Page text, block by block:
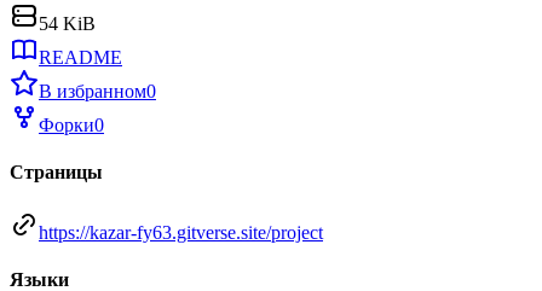
54 KiB
README
В избранном0
Форки0
Страницы
https://kazar-fy63.gitverse.site/project
Языки